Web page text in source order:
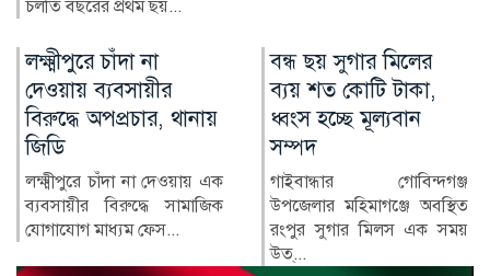
বন্ধ ছয় সুগার মিলের
ব্যয় শত কোটি টাকা,
ধ্বংস হচ্ছে মূল্যবান
সম্পদ
গাইবান্ধার গোবিন্দগঞ্জ
উপজেলার মহিমাগঞ্জে অবস্থিত
রংপুর সুগার মিলস এক সময়
লৌহজংয়ে মার্কেটে
আগুন, রক্ষা পেল
হাসপাতাল-ব্যাংক
মুন্সীগঞ্জের লৌহজংয়ে একটি
মার্কেটে অগ্নিকাণ্ডের ঘটনা
ঘটেছে। ফায়ার সার্ভিসের দ...